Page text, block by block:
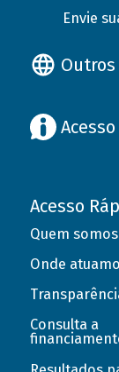
Envie
Acesso
Quem somos
Onde
Consulta a